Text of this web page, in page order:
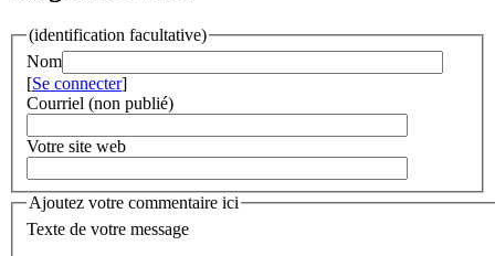
(identification facultative)
Nom
[Se connecter]
Courriel (non publié)
Votre site web
Ajoutez votre commentaire ici
Texte de votre message